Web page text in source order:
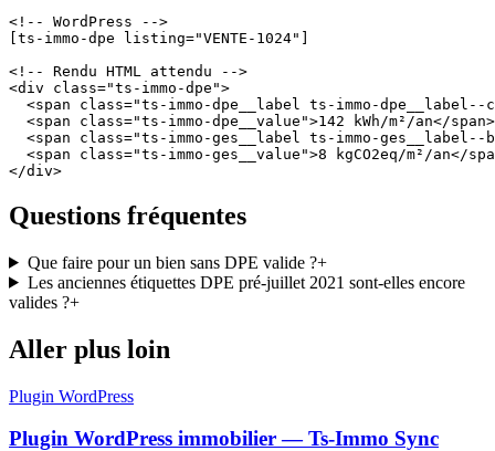
<!-- WordPress -->
[ts-immo-dpe listing="VENTE-1024"]
<!-- Rendu HTML attendu -->
<div class="ts-immo-dpe">
<span class="ts-immo-dpe__label ts-immo-dpe__label--
  <span class="ts-immo-dpe__value">142 kWh/m²/an</span>
<span class="ts-immo-ges__label ts-immo-ges__label--
<span class="ts-immo-ges__value">8 kgCO2eq/m²/an</
</div>
Questions fréquentes
Que faire pour un bien sans DPE valide ?+
Les anciennes étiquettes DPE pré-juillet 2021 sont-elles encore
valides ?+
Aller plus loin
Plugin WordPress
Plugin WordPress immobilier — Ts-Immo Sync